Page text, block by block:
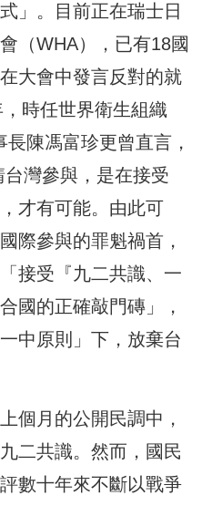
」。目前正在瑞士日
（WHA），已有18國
大會中發言反對的就
時任世界衛生組織
長陳馮富珍更曾直言，
灣參與，是在接受
才有可能。由此可
際參與的罪魁禍首，
接受『九二共識、一
國的正確敲門磚」，
中原則」下，放棄台
個月的公開民調中，
二共識。然而，國民
數十年來不斷以戰爭